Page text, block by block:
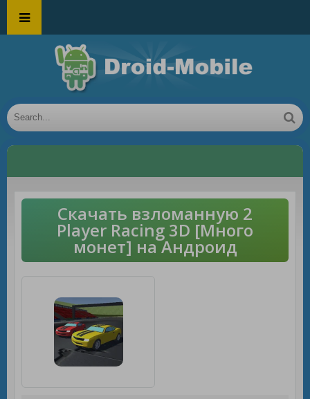
Скачать взломанную 2
Player Racing 3D [Много
монет] на Андроид